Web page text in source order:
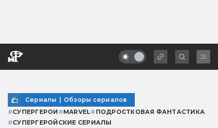
Сериалы | Обзоры сериалов
#СУПЕРГЕРОИ #MARVEL# ПОДРОСТКОВАЯ ФАНТАСТИКА
#СУПЕРГЕРОЙСКИЕ СЕРИАЛЫ